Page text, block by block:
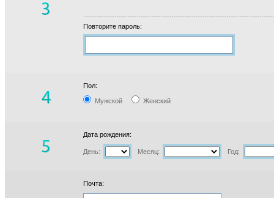
Повторите пароль:
Пол:
Мужской Женский
Дата рождения:
День: Месяц: Год:
Почта: